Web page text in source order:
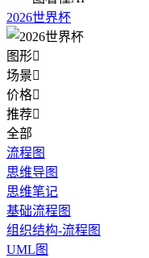
2026世界杯
图形
场景
价格
推荐
全部
流程图
思维导图
思维笔记
基础流程图
组织结构-流程图
UML图